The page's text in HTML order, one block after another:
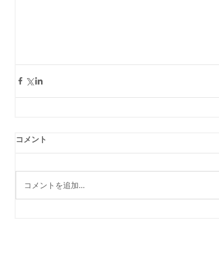
コメント
コメントを追加…